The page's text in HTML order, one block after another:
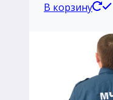
В корзину